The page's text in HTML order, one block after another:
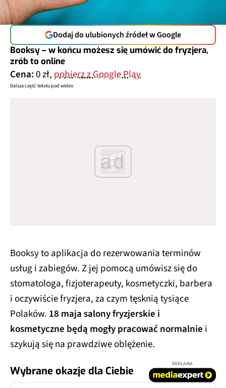
Dodaj do ulubionych źródeł w Google
Booksy – w końcu możesz się umówić do fryzjera,
zrób to online
Cena:0 zł, pobierz z Google Play
Dalsza część tekstu pod wideo
ad
Booksy to aplikacja do rezerwowania terminów
usług i zabiegów. Z jej pomocą umówisz się do
stomatologa, fizjoterapeuty, kosmetyczki, barbera
i oczywiście fryzjera, za czym tęsknią tysiące
Polaków. 18 maja salony fryzjerskie i
kosmetyczne będą mogły pracować normalnie i
szykują się na prawdziwe oblężenie.
Wybrane okazje dla Ciebie
REKLAMA